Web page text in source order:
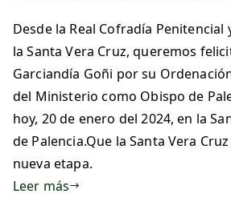
Desde la Real Cofradía Penitencial
la Santa Vera Cruz, queremos
Garciandía Goñi por su
del Ministerio como Obispo de
hoy, 20 de enero del 2024, en la
de Palencia.Que la Santa Vera
nueva etapa.
Leer más